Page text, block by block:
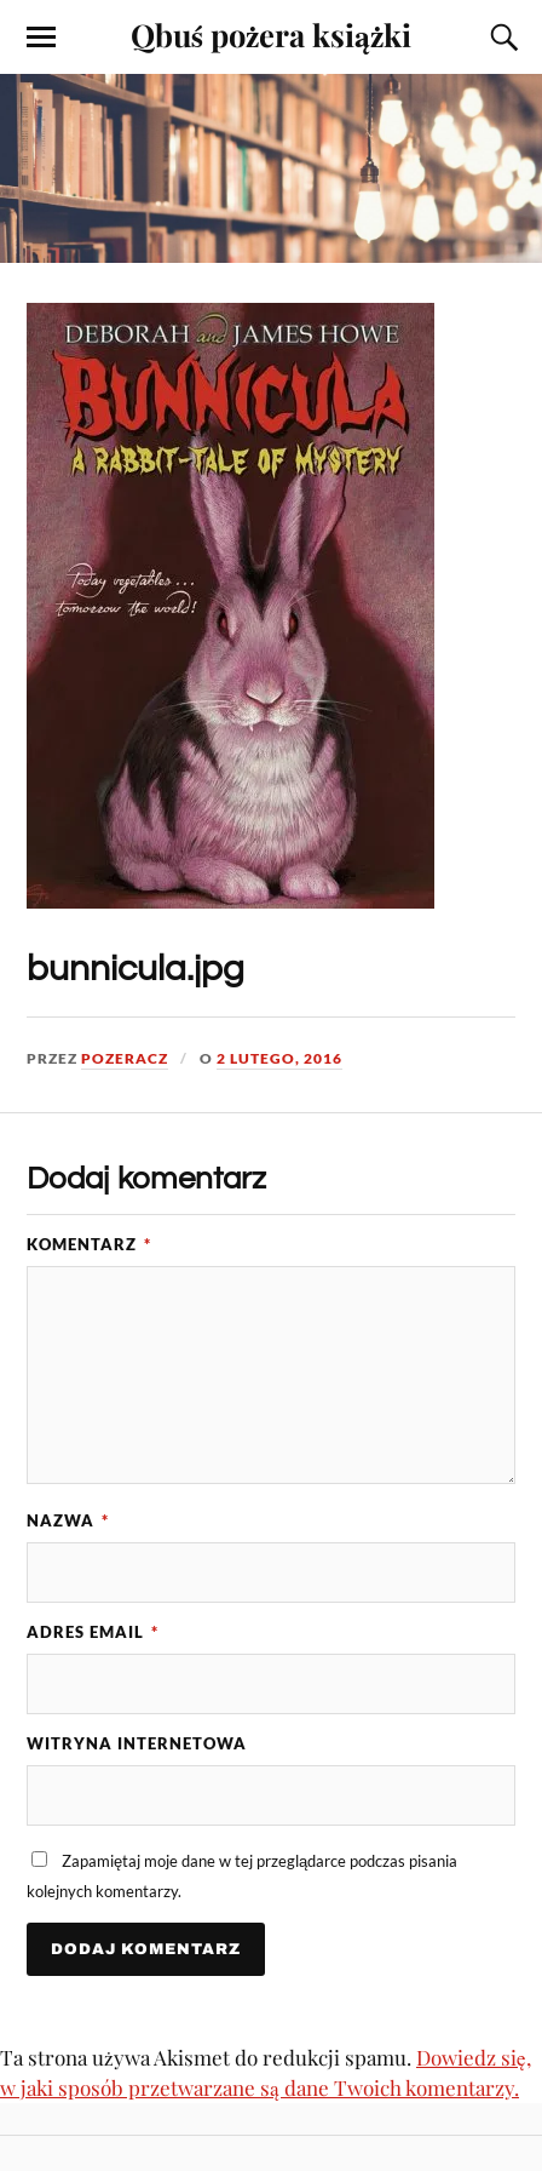
Qbuś pożera książki
bunnicula.jpg
PRZEZPOZERACZ O2 LUTEGO, 2016
Dodaj komentarz
KOMENTARZ *
NAZWA *
ADRES EMAIL *
WITRYNA INTERNETOWA
Zapamiętaj moje dane w tej przeglądarce podczas pisania
kolejnych komentarzy.
Ta strona używa Akismet do redukcji spamu. Dowiedz się,
w jaki sposób przetwarzane są dane Twoich komentarzy.